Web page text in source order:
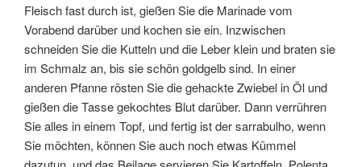
Fleisch fast durch ist, gießen Sie die Marinade vom
Vorabend darüber und kochen sie ein. Inzwischen
schneiden Sie die Kutteln und die Leber klein und braten sie
im Schmalz an, bis sie schön goldgelb sind. In einer
anderen Pfanne rösten Sie die gehackte Zwiebel in Öl und
gießen die Tasse gekochtes Blut darüber. Dann verrühren
Sie alles in einem Topf, und fertig ist der sarrabulho, wenn
Sie möchten, können Sie auch noch etwas Kümmel